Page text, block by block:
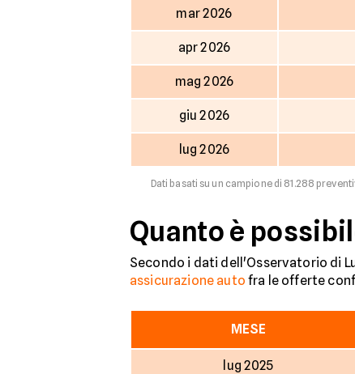
mar 2026
apr 2026
mag 2026
giu 2026
lug 2026
Dati basati su un campione di 81.288
Quanto è
Secondo i dati dell'Osservatorio di
assicurazione auto fra le offerte
MESE
lug 2025